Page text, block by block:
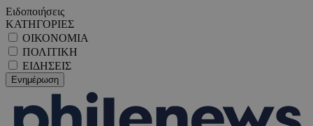
Ειδοποιήσεις
ΚΑΤΗΓΟΡΙΕΣ
ΟΙΚΟΝΟΜΙΑ
ΠΟΛΙΤΙΚΗ
ΕΙΔΗΣΕΙΣ